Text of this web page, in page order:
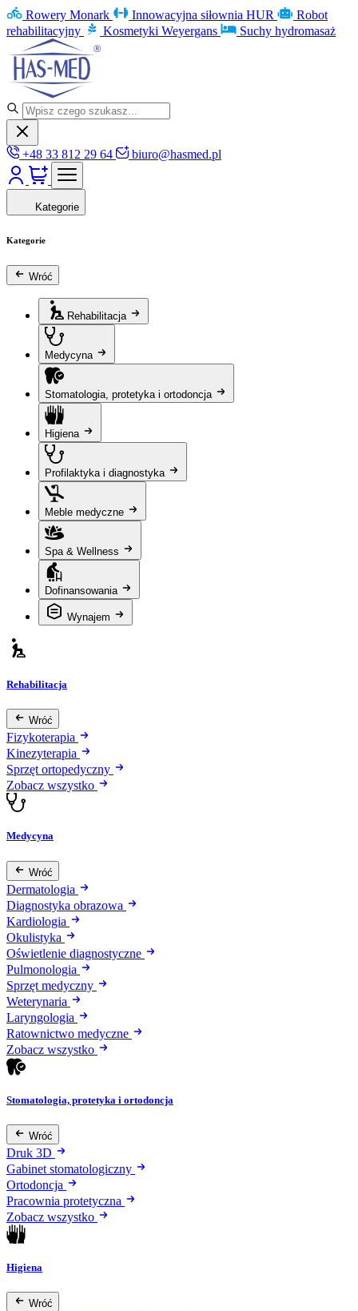
Rowery Monark Innowacyjna siłownia HUR
Robot
rehabilitacyjny
Kosmetyki Weyergans Suchy hydromasaż
+48 33 812 29 64 biuro@hasmed.pl
Kategorie
Kategorie
Wróć
Rehabilitacja
Medycyna
Stomatologia, protetyka i ortodoncja
Higiena
Profilaktyka i diagnostyka
Meble medyczne
Spa & Wellness
Dofinansowania
Wynajem
Rehabilitacja
Wróć
Fizykoterapia
Kinezyterapia
Sprzęt ortopedyczny
Zobacz wszystko
Medycyna
Wróć
Dermatologia
Diagnostyka obrazowa
Kardiologia
Okulistyka
Oświetlenie diagnostyczne
Pulmonologia
Sprzęt medyczny
Weterynaria
Laryngologia
Ratownictwo medyczne
Zobacz wszystko
Stomatologia, protetyka i ortodoncja
Wróć
Druk 3D
Gabinet stomatologiczny
Ortodoncja
Pracownia protetyczna
Zobacz wszystko
Higiena
Wróć